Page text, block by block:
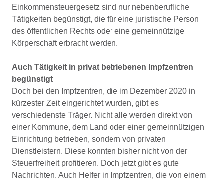
Einkommensteuergesetz sind nur nebenberufliche
Tätigkeiten begünstigt, die für eine juristische Person
des öffentlichen Rechts oder eine gemeinnützige
Körperschaft erbracht werden.
Auch Tätigkeit in privat betriebenen Impfzentren
begünstigt
Doch bei den Impfzentren, die im Dezember 2020 in
kürzester Zeit eingerichtet wurden, gibt es
verschiedenste Träger. Nicht alle werden direkt von
einer Kommune, dem Land oder einer gemeinnützigen
Einrichtung betrieben, sondern von privaten
Dienstleistern. Diese konnten bisher nicht von der
Steuerfreiheit profitieren. Doch jetzt gibt es gute
Nachrichten. Auch Helfer in Impfzentren, die von einem